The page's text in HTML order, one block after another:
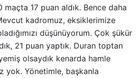
maçta 17 puan aldık. Bence daha
kadromuz, eksiklerimize
düşünüyorum. Çok şükür
21 puan yaptık. Duran toptan
olsaydık kenarda hamle
yok. Yönetimle, başkanla